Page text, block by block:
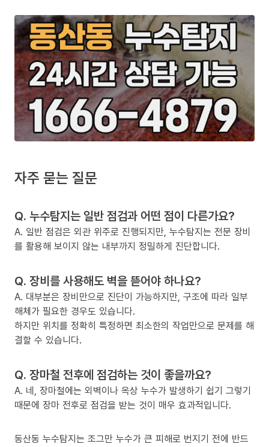
자주 묻는 질문
Q. 누수탐지는 일반 점검과 어떤 점이 다른가요?
A. 일반 점검은 외관 위주로 진행되지만, 누수탐지는 전문 장비
를 활용해 보이지 않는 내부까지 정밀하게 진단합니다.
Q. 장비를 사용해도 벽을 뜯어야 하나요?
A. 대부분은 장비만으로 진단이 가능하지만, 구조에 따라 일부
해체가 필요한 경우도 있습니다.
하지만 위치를 정확히 특정하면 최소한의 작업만으로 문제를 해
결할 수 있습니다.
Q. 장마철 전후에 점검하는 것이 좋을까요?
A. 네, 장마철에는 외벽이나 옥상 누수가 발생하기 쉽기 그렇기
때문에 장마 전후로 점검을 받는 것이 매우 효과적입니다.
동산동 누수탐지는 조그만 누수가 큰 피해로 번지기 전에 반드